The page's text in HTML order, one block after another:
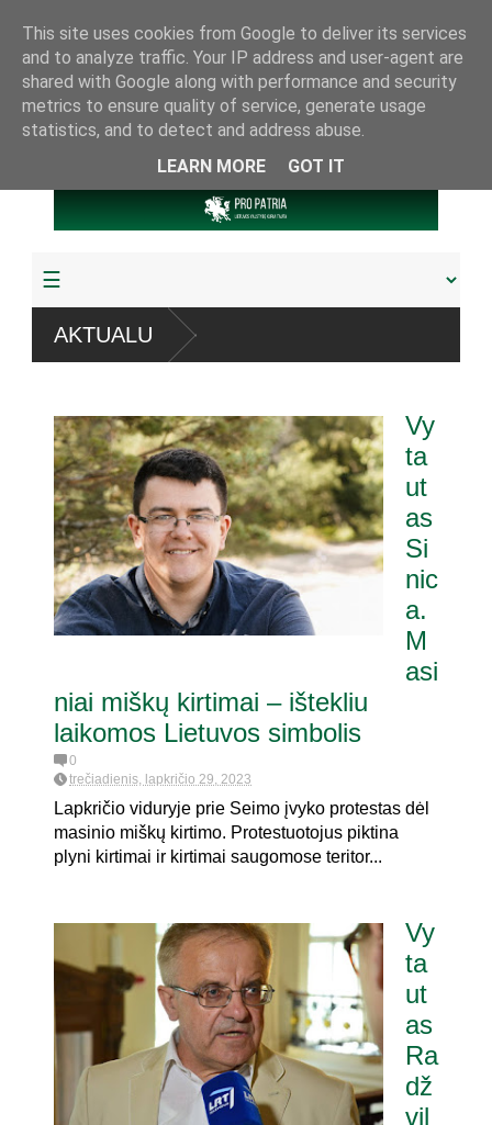
AKTUALU
Vy
ta
ut
as
Si
nic
a.
M
asi
niai miškų kirtimai – ištekliu
laikomos Lietuvos simbolis
0
trečiadienis, lapkričio 29, 2023
Lapkričio viduryje prie Seimo įvyko protestas dėl
masinio miškų kirtimo. Protestuotojus piktina
plyni kirtimai ir kirtimai saugomose teritor...
Vy
ta
ut
as
Ra
dž
vil
This site uses cookies from Google to deliver its services
and to analyze traffic. Your IP address and user-agent are
shared with Google along with performance and security
metrics to ensure quality of service, generate usage
statistics, and to detect and address abuse.
LEARN MORE
GOT IT